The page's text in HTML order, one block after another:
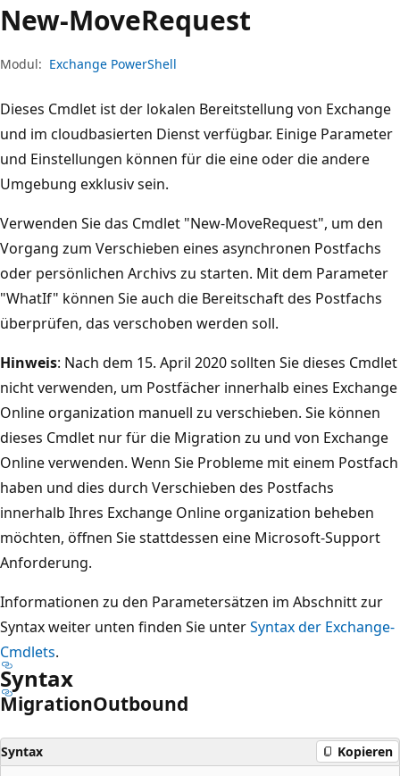
New-MoveRequest
Modul: Exchange PowerShell
Dieses Cmdlet ist der lokalen Bereitstellung von Exchange
und im cloudbasierten Dienst verfügbar. Einige Parameter
und Einstellungen können für die eine oder die andere
Umgebung exklusiv sein.
Verwenden Sie das Cmdlet "New-MoveRequest", um den
Vorgang zum Verschieben eines asynchronen Postfachs
oder persönlichen Archivs zu starten. Mit dem Parameter
"WhatIf" können Sie auch die Bereitschaft des Postfachs
überprüfen, das verschoben werden soll.
Hinweis: Nach dem 15. April 2020 sollten Sie dieses Cmdlet
nicht verwenden, um Postfächer innerhalb eines Exchange
Online organization manuell zu verschieben. Sie können
dieses Cmdlet nur für die Migration zu und von Exchange
Online verwenden. Wenn Sie Probleme mit einem Postfach
haben und dies durch Verschieben des Postfachs
innerhalb Ihres Exchange Online organization beheben
möchten, öffnen Sie stattdessen eine Microsoft-Support
Anforderung.
Informationen zu den Parametersätzen im Abschnitt zur
Syntax weiter unten finden Sie unterSyntax der Exchange-
Cmdlets.
Syntax
MigrationOutbound
Syntax Kopieren